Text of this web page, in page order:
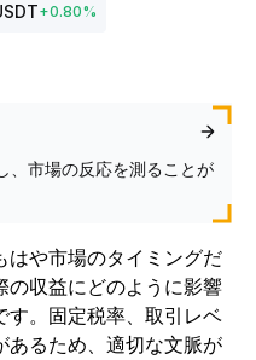
+0.80%
、市場の反応を測ることが
はや市場のタイミングだ
の収益にどのように影響
す。固定税率、取引レベ
あるため、適切な文脈が